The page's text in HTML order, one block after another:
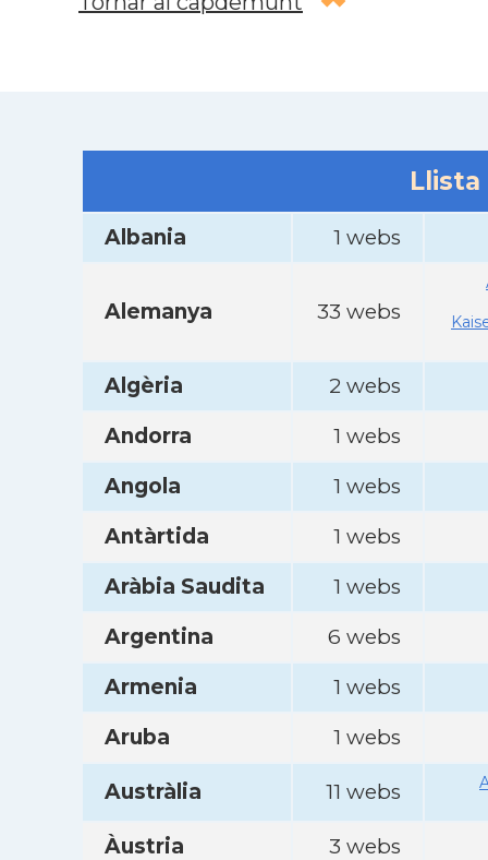
Albania 1 webs
Alemanya 33 webs
Algèria
2 webs
Andorra
1 webs
Angola
1 webs
Antàrtida
1 webs
Aràbia Saudita
1 webs
Argentina
6 webs
Armenia
1 webs
Aruba
1 webs
Austràlia 11 webs
Àustria
3 webs